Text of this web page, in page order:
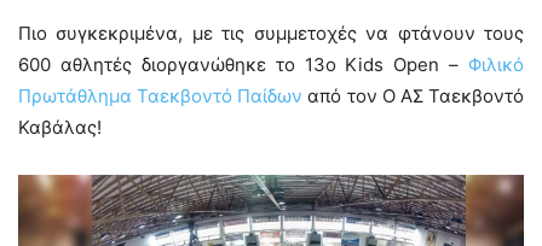
Πιο συγκεκριμένα, με τις συμμετοχές να φτάνουν τους
600 αθλητές διοργανώθηκε το 13ο Kids Open – Φιλικό
Πρωτάθλημα Ταεκβοντό Παίδων από τον Ο ΑΣ Ταεκβοντό
Καβάλας!